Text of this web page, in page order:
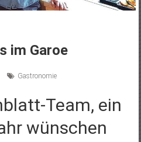
im Garoe
Gastronomie
Team, ein
wünschen